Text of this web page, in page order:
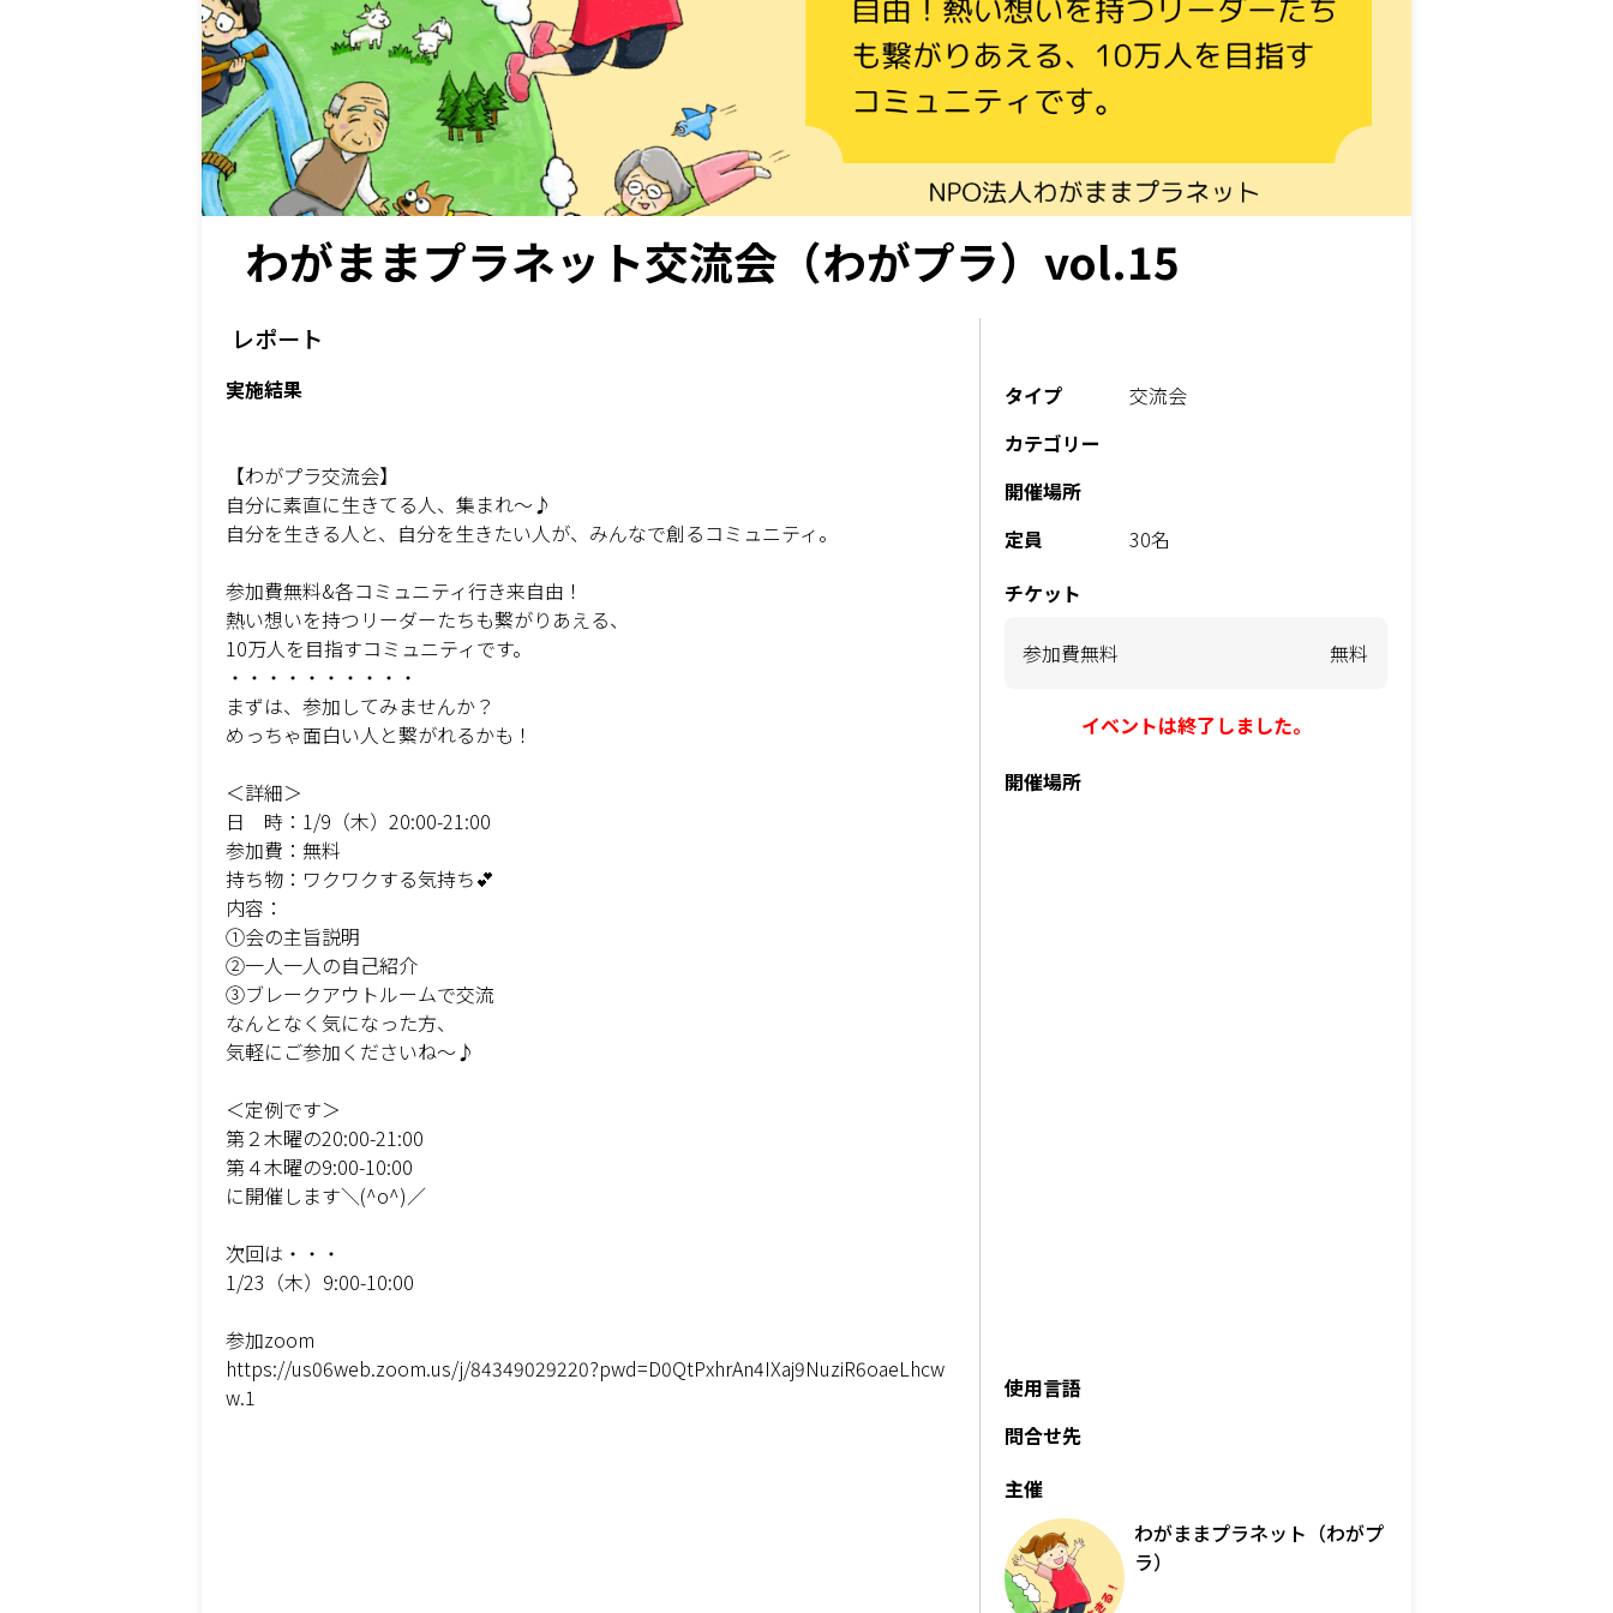
わがままプラネット交流会（わがプラ）vol.15
レポート
実施結果
【わがプラ交流会】
自分に素直に生きてる人、集まれ〜♪
自分を生きる人と、自分を生きたい人が、みんなで創るコミュニティ。
参加費無料&各コミュニティ行き来自由！
熱い想いを持つリーダーたちも繋がりあえる、
10万人を目指すコミュニティです。
・・・・・・・・・・
まずは、参加してみませんか？
めっちゃ面白い人と繋がれるかも！
＜詳細＞
日 時：1/9（木）20:00-21:00
参加費：無料
持ち物：ワクワクする気持ち💕
内容：
①会の主旨説明
②一人一人の自己紹介
③ブレークアウトルームで交流
なんとなく気になった方、
気軽にご参加くださいね〜♪
＜定例です＞
第２木曜の20:00-21:00
第４木曜の9:00-10:00
に開催します＼(^o^)／
次回は・・・
1/23（木）9:00-10:00
参加zoom
https://us06web.zoom.us/j/84349029220?pwd=D0QtPxhrAn4IXaj9NuziR6oaeLhcw
w.1
タイプ
交流会
カテゴリー
開催場所
定員
30名
チケット
参加費無料 無料
イベントは終了しました。
開催場所
使用言語
問合せ先
主催
わがままプラネット（わがプ
ラ）